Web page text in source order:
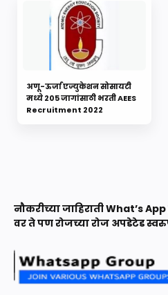
अणू-ऊर्जा एज्युकेशन सोसायटी
मध्ये 205 जागांसाठी भरती AEES
Recruitment 2022
नौकरीच्या जाहिराती What’s
वर ते पण रोजच्या रोज अपडेटेड